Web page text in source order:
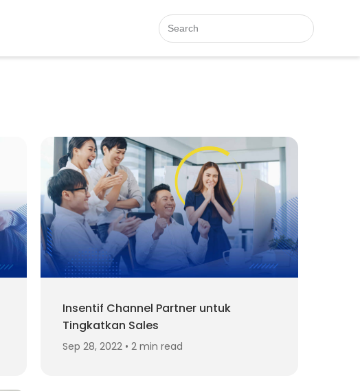
Insentif Channel Partner untuk
Tingkatkan Sales
Sep 28, 2022 • 2 min read